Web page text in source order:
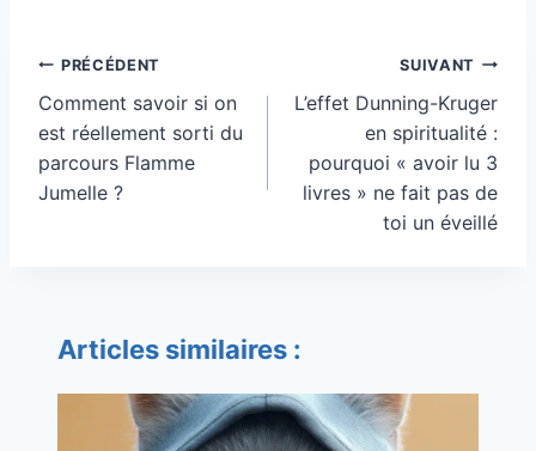
Navigation
de
l’article
PRÉCÉDENT
Comment savoir si on
est réellement sorti du
parcours Flamme
Jumelle ?
SUIVANT
L’effet Dunning-Kruger
en spiritualité :
pourquoi « avoir lu 3
livres » ne fait pas de
toi un éveillé
Articles similaires :